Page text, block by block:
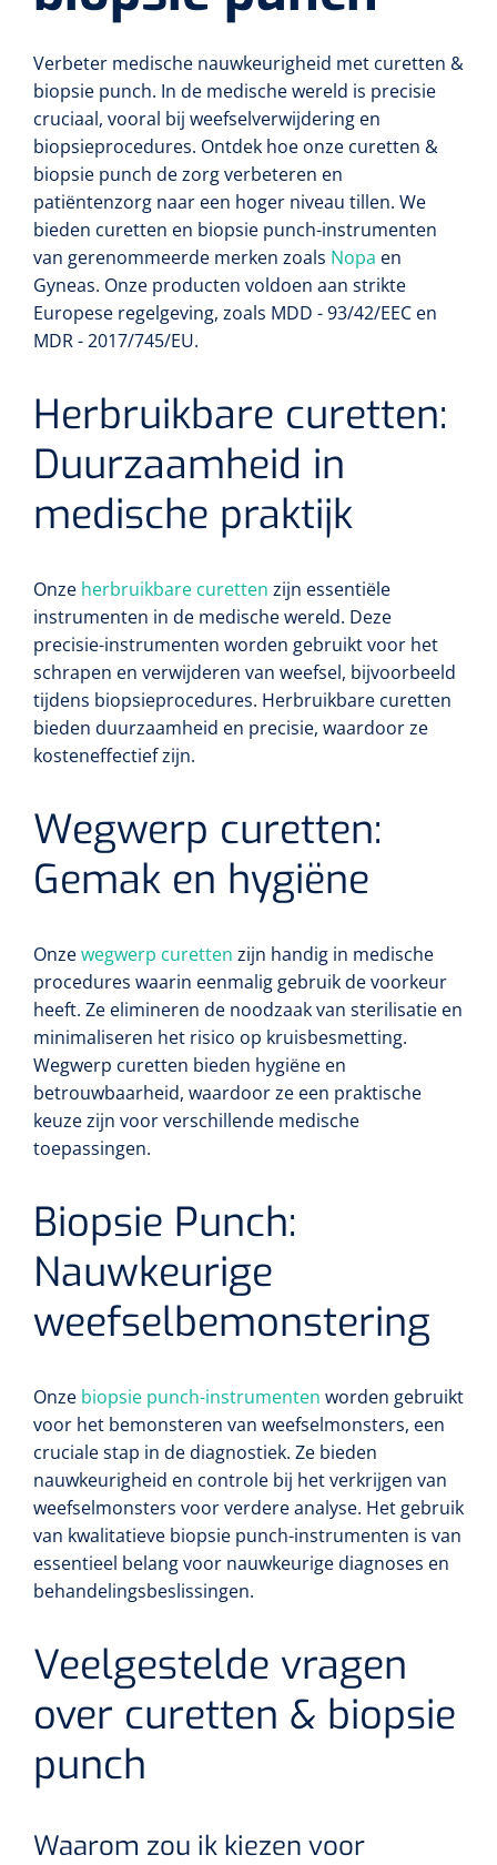
Verbeter medische nauwkeurigheid met curetten &
biopsie punch. In de medische wereld is precisie
cruciaal, vooral bij weefselverwijdering en
biopsieprocedures. Ontdek hoe onze curetten &
biopsie punch de zorg verbeteren en
patiëntenzorg naar een hoger niveau tillen. We
bieden curetten en biopsie punch-instrumenten
van gerenommeerde merken zoals Nopa en
Gyneas. Onze producten voldoen aan strikte
Europese regelgeving, zoals MDD - 93/42/EEC en
MDR - 2017/745/EU.
Herbruikbare curetten:
Duurzaamheid in
medische praktijk
Onze herbruikbare curetten zijn essentiële
instrumenten in de medische wereld. Deze
precisie-instrumenten worden gebruikt voor het
schrapen en verwijderen van weefsel, bijvoorbeeld
tijdens biopsieprocedures. Herbruikbare curetten
bieden duurzaamheid en precisie, waardoor ze
kosteneffectief zijn.
Wegwerp curetten:
Gemak en hygiëne
Onzewegwerp curetten zijn handig in medische
procedures waarin eenmalig gebruik de voorkeur
heeft. Ze elimineren de noodzaak van sterilisatie en
minimaliseren het risico op kruisbesmetting.
Wegwerp curetten bieden hygiëne en
betrouwbaarheid, waardoor ze een praktische
keuze zijn voor verschillende medische
toepassingen.
Biopsie Punch:
Nauwkeurige
weefselbemonstering
Onze biopsie punch-instrumenten worden gebruikt
voor het bemonsteren van weefselmonsters, een
cruciale stap in de diagnostiek. Ze bieden
nauwkeurigheid en controle bij het verkrijgen van
weefselmonsters voor verdere analyse. Het gebruik
van kwalitatieve biopsie punch-instrumenten is van
essentieel belang voor nauwkeurige diagnoses en
behandelingsbeslissingen.
Veelgestelde vragen
over curetten & biopsie
punch
Waarom zou ik kiezen voor